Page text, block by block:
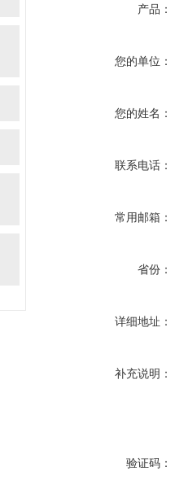
产品：
您的单位：
您的姓名：
联系电话：
常用邮箱：
省份：
详细地址：
补充说明：
验证码：